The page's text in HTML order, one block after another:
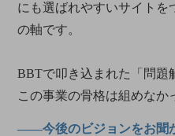
にも選ばれやすいサイトを
の軸です。
BBTで叩き込まれた「問題
この事業の骨格は組めなか
――今後のビジョンをお聞